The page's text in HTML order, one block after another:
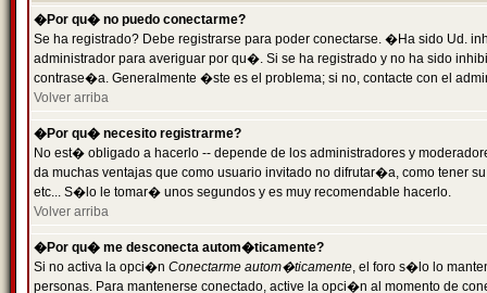
�Por qu� no puedo conectarme?
Se ha registrado? Debe registrarse para poder conectarse. �Ha sido Ud.
administrador para averiguar por qu�. Si se ha registrado y no ha sido
contrase�a. Generalmente �ste es el problema; si no, contacte con el
Volver arriba
�Por qu� necesito registrarme?
No est� obligado a hacerlo -- depende de los administradores y
da muchas ventajas que como usuario invitado no difrutar�a, como tener
etc... S�lo le tomar� unos segundos y es muy recomendable hacerlo.
Volver arriba
�Por qu� me desconecta autom�ticamente?
Si no activa la opci�n Conectarme autom�ticamente, el foro s�lo lo
personas. Para mantenerse conectado, active la opci�n al momento de